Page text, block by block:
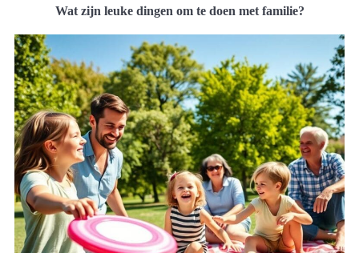
Wat zijn leuke dingen om te doen met familie?